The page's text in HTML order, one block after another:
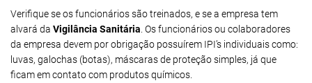
Verifique se os funcionários são treinados, e se a empresa tem
alvará da Vigilância Sanitária . Os funcionários ou colaboradores
da empresa devem por obrigação possuírem IPI’s individuais como:
luvas, galochas (botas), máscaras de proteção simples, já que
ficam em contato com produtos químicos.